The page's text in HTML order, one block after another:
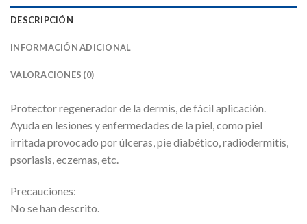
DESCRIPCIÓN
INFORMACIÓN ADICIONAL
VALORACIONES (0)
Protector regenerador de la dermis, de fácil aplicación.
Ayuda en lesiones y enfermedades de la piel, como piel
irritada provocado por úlceras, pie diabético, radiodermitis,
psoriasis, eczemas, etc.
Precauciones:
No se han descrito.